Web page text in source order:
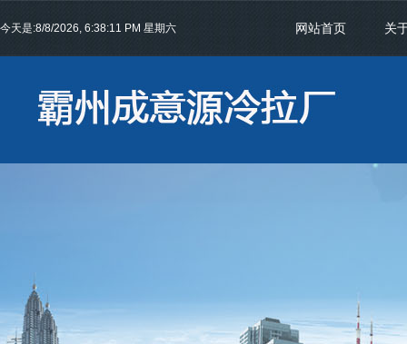
今天是:8/8/2026, 6:38:12 PM 星期六 网站首页 关